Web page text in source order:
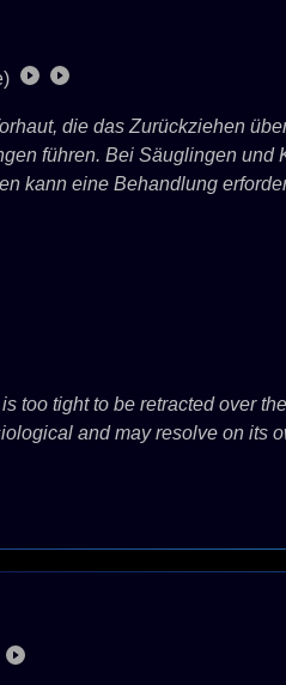
die das Zurückziehen
führen. Bei Säuglingen
kann eine Behandlung
too tight to be retracted over
and may resolve on its